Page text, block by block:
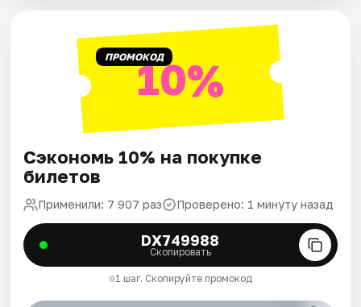
ПРОМОКОД10%
Сэкономь 10% на покупке
билетов
Применили: 7 907 раз Проверено: 1 минуту назад
DX749988
Скопировать
1 шаг. Скопируйте промокод